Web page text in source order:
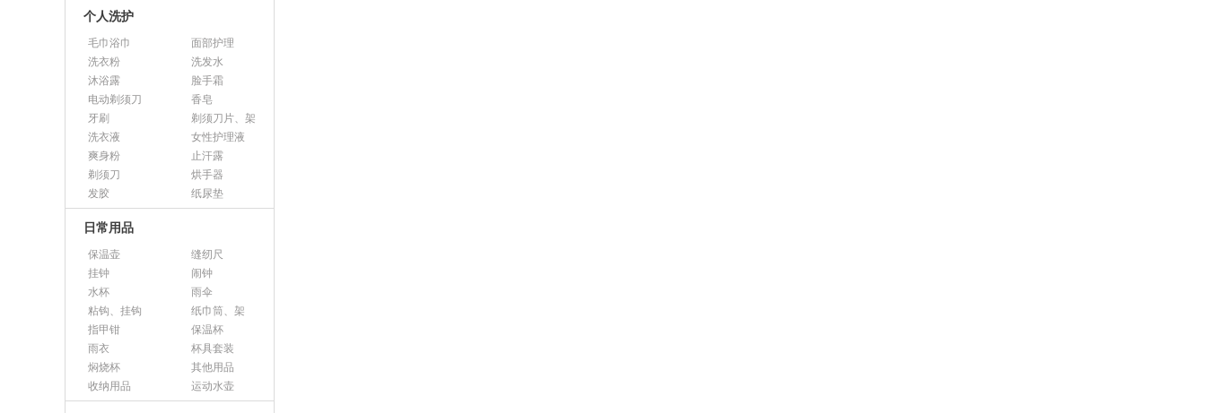
个人洗护
毛巾浴巾
面部护理
洗衣粉
洗发水
沐浴露
脸手霜
电动剃须刀
香皂
牙刷
剃须刀片、架
洗衣液
女性护理液
爽身粉
止汗露
剃须刀
烘手器
发胶
纸尿垫
日常用品
保温壶
缝纫尺
挂钟
闹钟
水杯
雨伞
粘钩、挂钩
纸巾筒、架
指甲钳
保温杯
雨衣
杯具套装
焖烧杯
其他用品
收纳用品
运动水壶